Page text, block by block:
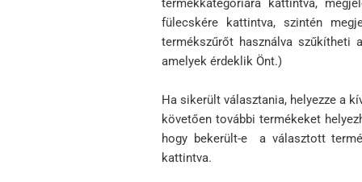
termékkategóriára kattintva,
fülecskére kattintva, szintén
termékszűrőt használva szűkítheti
amelyek érdeklik Önt.)
Ha sikerült választania, helyezze a
követően további termékeket
hogy bekerült-e a választott
kattintva.